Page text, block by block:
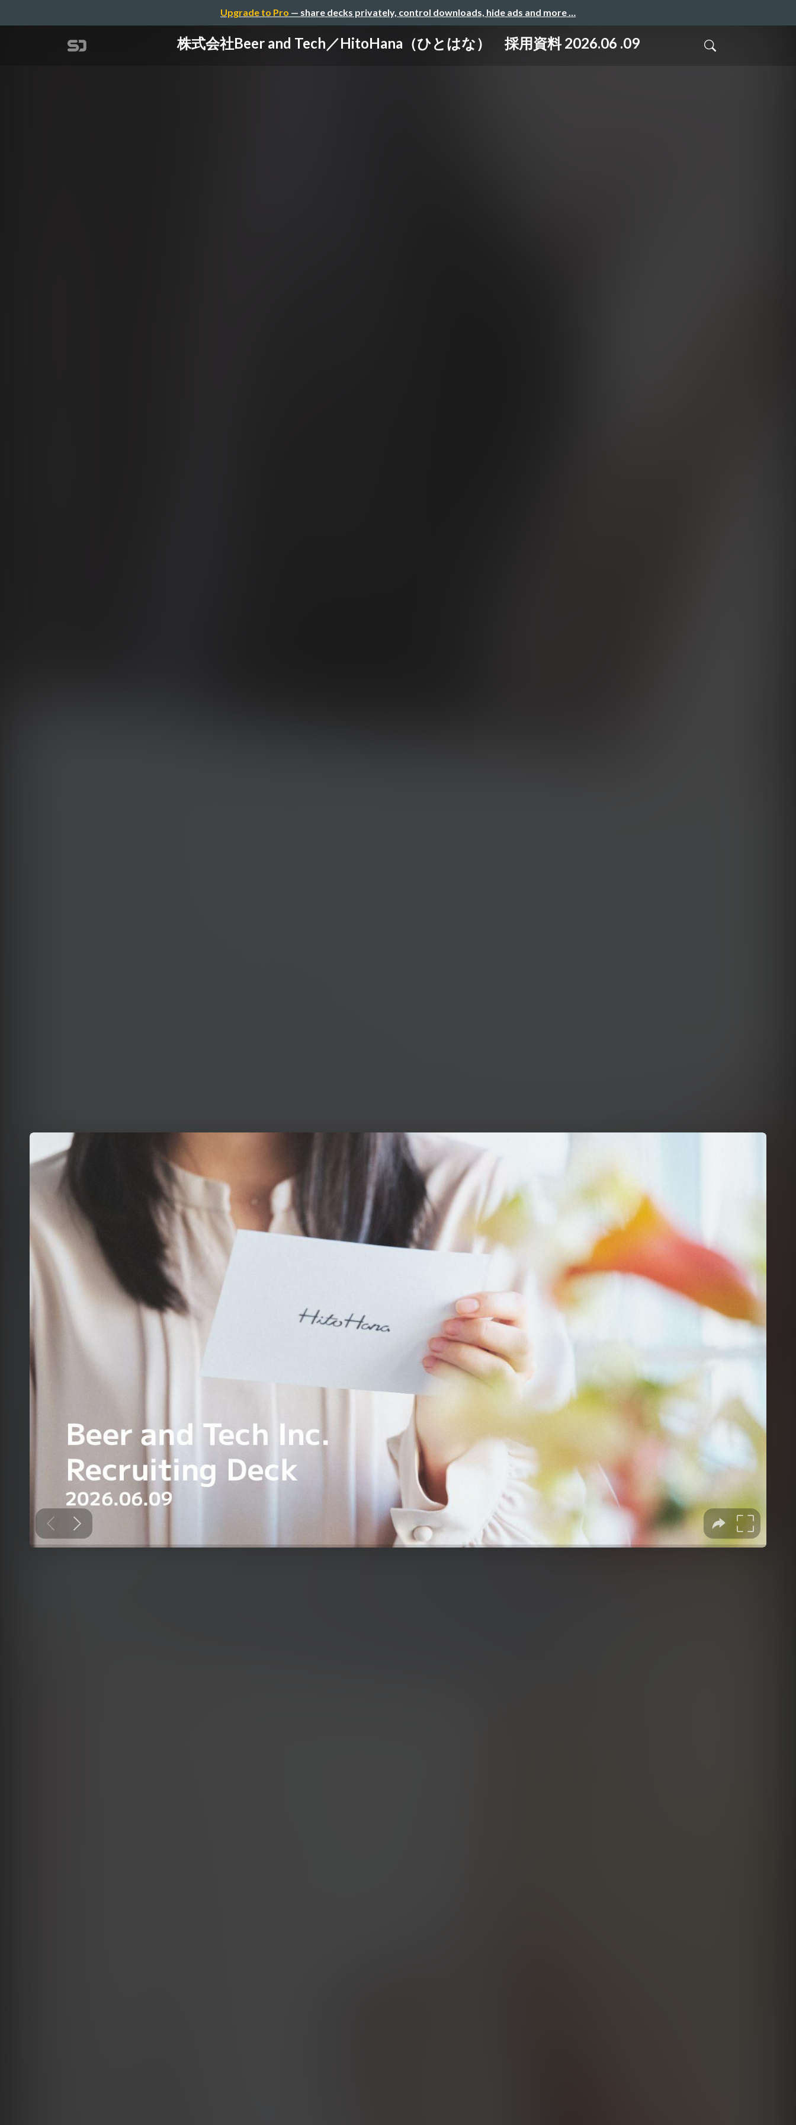
Upgrade to Pro — share decks privately, control downloads, hide ads and more …
株式会社Beer and Tech／HitoHana（ひとはな） 採用資料 2026.06 .09